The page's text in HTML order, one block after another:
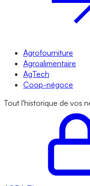
Agrofourniture
Agroalimentaire
AgTech
Coop-négoce
Tout l'historique de vos